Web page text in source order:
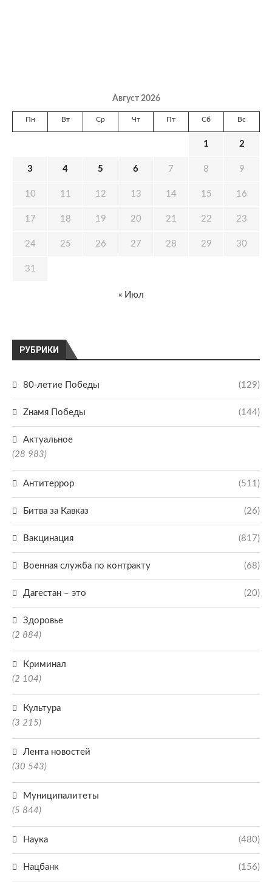
РУБРИКИ
80-летие Победы (129)
Zнамя Победы (144)
Актуальное
(28 983)
Антитеррор (511)
Битва за Кавказ (26)
Вакцинация (817)
Военная служба по контракту (68)
Дагестан – это (20)
Здоровье
(2 884)
Криминал
(2 104)
Культура
(3 215)
Лента новостей
(30 543)
Муниципалитеты
(5 844)
Наука (480)
Нацбанк (156)
Август 2026
Пн Вт Ср Чт Пт Сб Вс
1 2
3 4 5 6 7 8 9
10 11 12 13 14 15 16
17 18 19 20 21 22 23
24 25 26 27 28 29 30
31
« Июл